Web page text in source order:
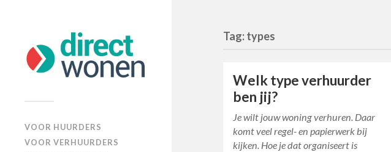
VOOR HUURDERS
VOOR VERHUURDERS
Tag: types
Welk type verhuurder
ben jij?
Je wilt jouw woning verhuren. Daar
komt veel regel- en papierwerk bij
kijken. Hoe je dat organiseert is